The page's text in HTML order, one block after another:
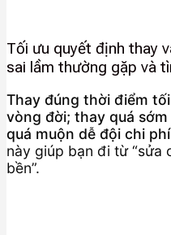
Tối ưu quyết định thay
sai lầm thường gặp và
Thay đúng thời điểm
vòng đời; thay quá
quá muộn dễ đội chi
này giúp bạn đi từ “sửa
bền”.